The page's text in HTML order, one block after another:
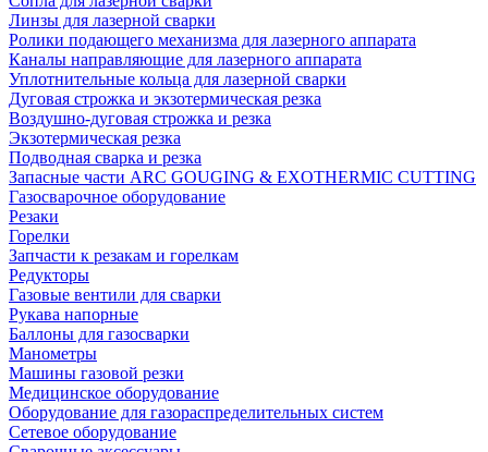
Линзы для лазерной сварки
Ролики подающего механизма для лазерного аппарата
Каналы направляющие для лазерного аппарата
Уплотнительные кольца для лазерной сварки
Дуговая строжка и экзотермическая резка
Воздушно-дуговая строжка и резка
Экзотермическая резка
Подводная сварка и резка
Запасные части ARC GOUGING & EXOTHERMIC CUTTING
Газосварочное оборудование
Резаки
Горелки
Запчасти к резакам и горелкам
Редукторы
Газовые вентили для сварки
Рукава напорные
Баллоны для газосварки
Манометры
Машины газовой резки
Медицинское оборудование
Оборудование для газораспределительных систем
Сетевое оборудование